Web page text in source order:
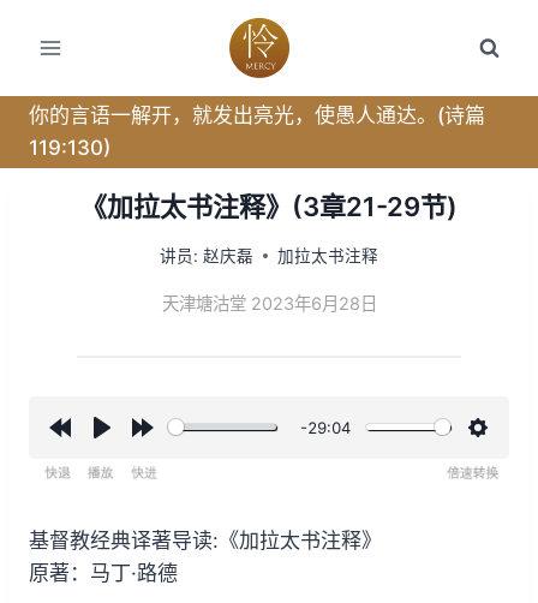
你的言语一解开，就发出亮光，使愚人通达。(诗篇
119:130)
《加拉太书注释》(3章21-29节)
讲员: 赵庆磊 加拉太书注释
天津塘沽堂 2023年6月28日
i
n
y
w
a
-29:04
基督教经典译著导读:《加拉太书注释》
原著：马丁·路德